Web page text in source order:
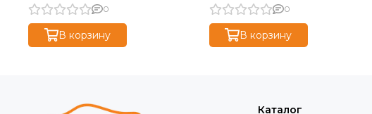
0
В корзину
0
В корзину
Каталог